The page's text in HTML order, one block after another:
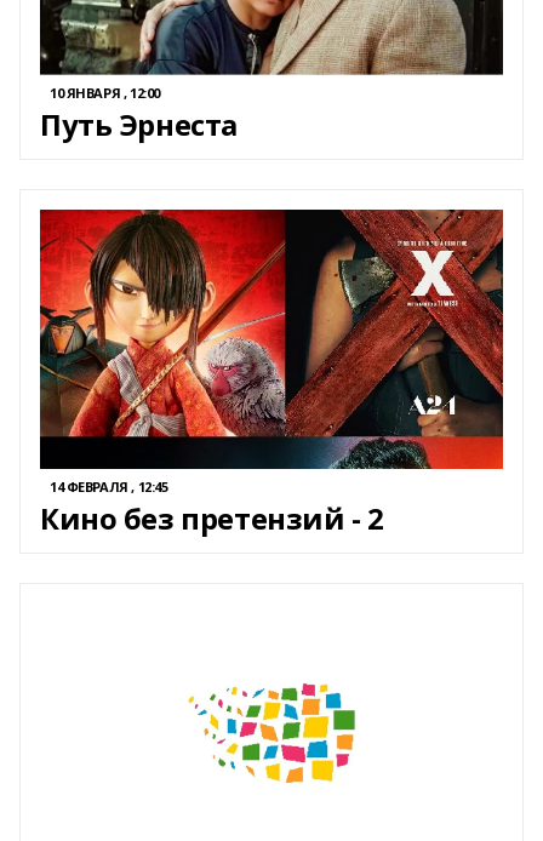
10 ЯНВАРЯ , 12:00
Путь Эрнеста
14 ФЕВРАЛЯ , 12:45
Кино без претензий - 2